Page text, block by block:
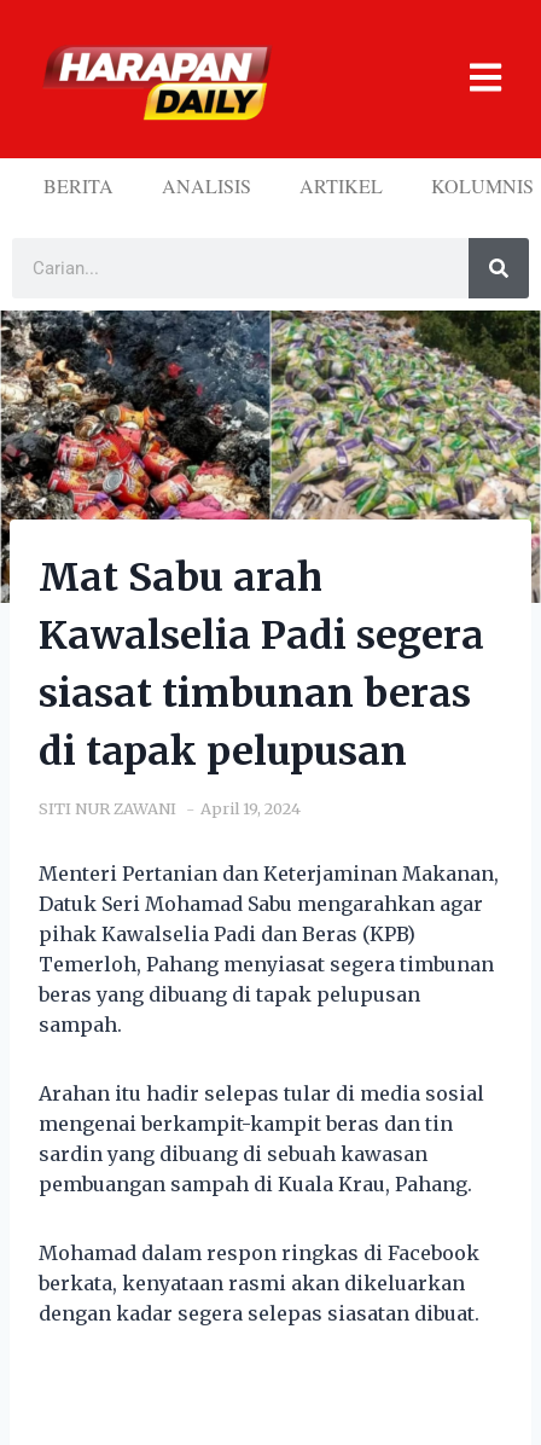
BERITA ANALISIS ARTIKEL KOLUMNIS
Mat Sabu arah
Kawalselia Padi segera
siasat timbunan beras
di tapak pelupusan
SITI NUR ZAWANI April 19, 2024
Menteri Pertanian dan Keterjaminan Makanan,
Datuk Seri Mohamad Sabu mengarahkan agar
pihak Kawalselia Padi dan Beras (KPB)
Temerloh, Pahang menyiasat segera timbunan
beras yang dibuang di tapak pelupusan
sampah.
Arahan itu hadir selepas tular di media sosial
mengenai berkampit-kampit beras dan tin
sardin yang dibuang di sebuah kawasan
pembuangan sampah di Kuala Krau, Pahang.
Mohamad dalam respon ringkas di Facebook
berkata, kenyataan rasmi akan dikeluarkan
dengan kadar segera selepas siasatan dibuat.